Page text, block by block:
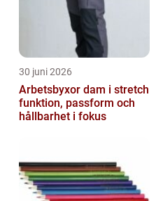
30 juni 2026
Arbetsbyxor dam i stretch
funktion, passform och
hållbarhet i fokus